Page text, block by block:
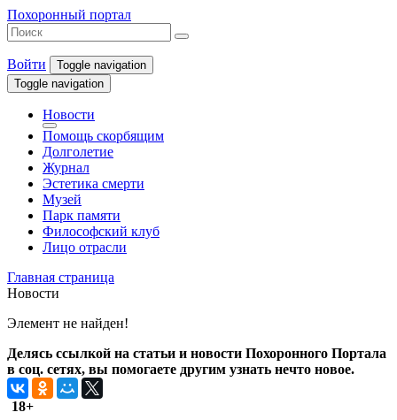
Похоронный портал
Войти
Toggle navigation
Toggle navigation
Новости
Помощь скорбящим
Долголетие
Журнал
Эстетика смерти
Музей
Парк памяти
Философский клуб
Лицо отрасли
Главная страница
Новости
Элемент не найден!
Делясь ссылкой на статьи и новости Похоронного Портала
в соц. сетях, вы помогаете другим узнать нечто новое.
18+